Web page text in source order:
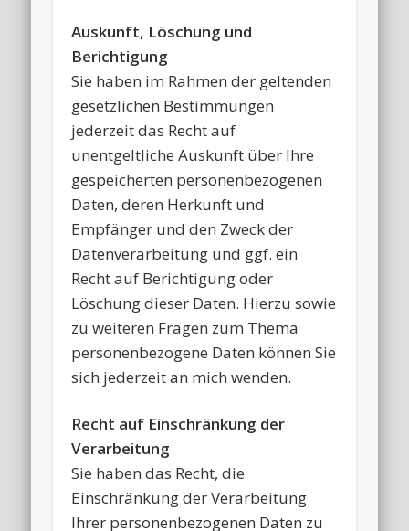
Auskunft, Löschung und
Berichtigung
Sie haben im Rahmen der geltenden
gesetzlichen Bestimmungen
jederzeit das Recht auf
unentgeltliche Auskunft über Ihre
gespeicherten personenbezogenen
Daten, deren Herkunft und
Empfänger und den Zweck der
Datenverarbeitung und ggf. ein
Recht auf Berichtigung oder
Löschung dieser Daten. Hierzu sowie
zu weiteren Fragen zum Thema
personenbezogene Daten können Sie
sich jederzeit an mich wenden.
Recht auf Einschränkung der
Verarbeitung
Sie haben das Recht, die
Einschränkung der Verarbeitung
Ihrer personenbezogenen Daten zu